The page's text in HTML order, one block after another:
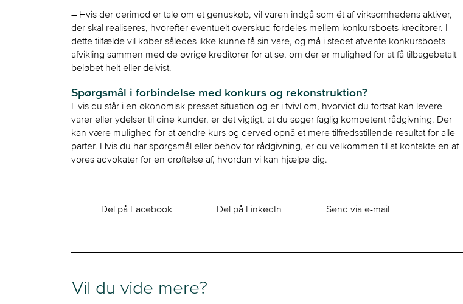
– Hvis der derimod er tale om et genuskøb, vil varen indgå som ét af virksomhedens aktiver,
der skal realiseres, hvorefter eventuelt overskud fordeles mellem konkursboets kreditorer. I
dette tilfælde vil køber således ikke kunne få sin vare, og må i stedet afvente konkursboets
afvikling sammen med de øvrige kreditorer for at se, om der er mulighed for at få tilbagebetalt
beløbet helt eller delvist.
Spørgsmål i forbindelse med konkurs og rekonstruktion?
Hvis du står i en økonomisk presset situation og er i tvivl om, hvorvidt du fortsat kan levere
varer eller ydelser til dine kunder, er det vigtigt, at du søger faglig kompetent rådgivning. Der
kan være mulighed for at ændre kurs og derved opnå et mere tilfredsstillende resultat for alle
parter. Hvis du har spørgsmål eller behov for rådgivning, er du velkommen til at kontakte en af
vores advokater for en drøftelse af, hvordan vi kan hjælpe dig.
Del på Facebook Del på LinkedIn Send via e-mail
Vil du vide mere?